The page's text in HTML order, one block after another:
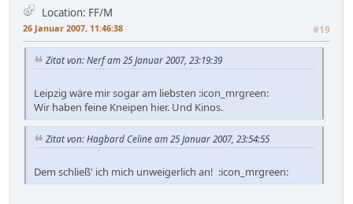
Location: FF/M
26 Januar 2007, 11:46:38 #19
Zitat von: Nerf am 25 Januar 2007, 23:19:39
Leipzig wäre mir sogar am liebsten :icon_mrgreen:
Wir haben feine Kneipen hier. Und Kinos.
Zitat von: Hagbard Celine am 25 Januar 2007, 23:54:55
Dem schließ' ich mich unweigerlich an! :icon_mrgreen: